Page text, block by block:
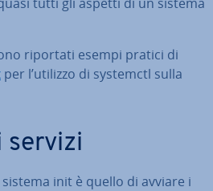
riportati esempi pratici di
per l’utilizzo di systemctl sulla
servizi
init è quello di avviare i